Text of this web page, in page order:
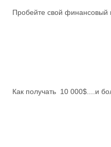
Пробейте свой финансовый
Как получать 10 000$....и